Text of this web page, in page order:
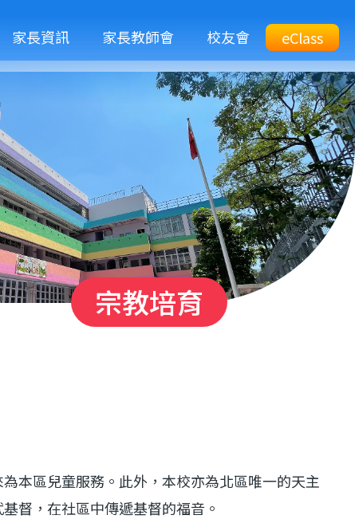
家長資訊 家長教師會 校友會
Top
eClass
Btn
eClass
宗教培育
本區兒童服務。此外，本校亦為北區唯一的天主
督，在社區中傳遞基督的福音。